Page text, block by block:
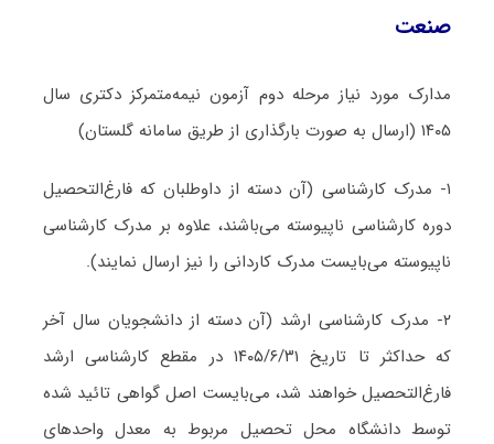
صنعت
مدارک مورد نیاز مرحله دوم آزمون نیمه‌متمرکز دکتری سال
۱۴۰۵ (ارسال به صورت بارگذاری از طریق سامانه گلستان)
۱- مدرک کارشناسی (آن دسته از داوطلبان که فارغ‌التحصیل
دوره کارشناسی ناپیوسته می‌باشند، علاوه بر مدرک کارشناسی
ناپیوسته می‌بایست مدرک کاردانی را نیز ارسال نمایند).
۲- مدرک کارشناسی ارشد (آن دسته از دانشجویان سال آخر
که حداکثر تا تاریخ ۱۴۰۵/۶/۳۱ در مقطع کارشناسی ارشد
فارغ‌التحصیل خواهند شد، می‌بایست اصل گواهی تائید شده
توسط دانشگاه محل تحصیل مربوط به معدل واحدهای